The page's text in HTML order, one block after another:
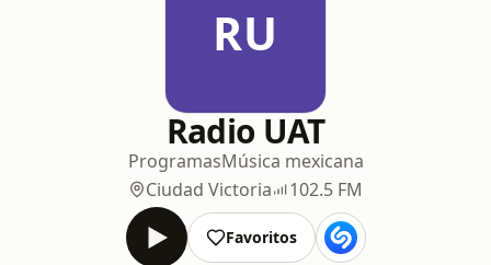
RU
Radio UAT
ProgramasMúsica mexicana
Ciudad Victoria
102.5 FM
Favoritos